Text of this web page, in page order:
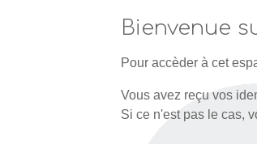
Bienvenue
Pour accèder à cet
Vous avez reçu vos
Si ce n'est pas le cas,